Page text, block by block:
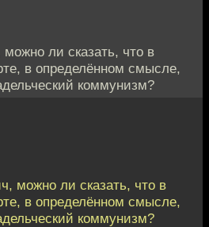
ли сказать, что в
в определённом смысле,
коммунизм?
можно ли сказать, что в
в определённом смысле,
коммунизм?